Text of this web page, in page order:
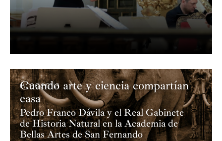
Academia
Cuando arte y ciencia compartían
casa
Pedro Franco Dávila y el Real Gabinete
de Historia Natural en la Academia de
Bellas Artes de San Fernando